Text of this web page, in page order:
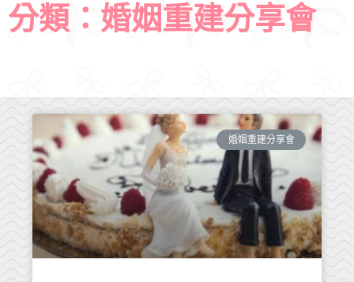
分類：婚姻重建分享會
婚姻重建分享會